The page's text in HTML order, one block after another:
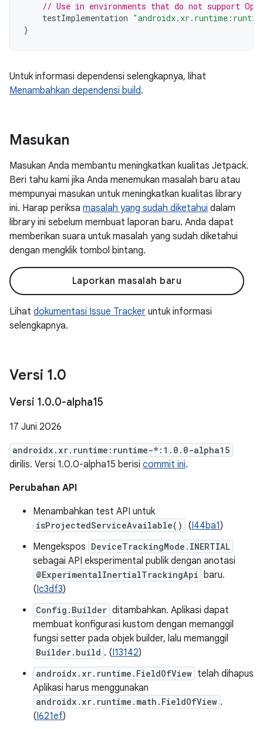
// Use in environments that do not support
testImplementation
}
Untuk informasi dependensi selengkapnya, lihat
Menambahkan dependensi build.
Masukan
Masukan Anda membantu meningkatkan kualitas Jetpack.
Beri tahu kami jika Anda menemukan masalah baru atau
mempunyai masukan untuk meningkatkan kualitas library
ini. Harap periksa masalah yang sudah diketahui dalam
library ini sebelum membuat laporan baru. Anda dapat
memberikan suara untuk masalah yang sudah diketahui
dengan mengklik tombol bintang.
Laporkan masalah baru
Lihat dokumentasi Issue Tracker untuk informasi
selengkapnya.
Versi 1.0
Versi 1.0.0-alpha15
17 Juni 2026
androidx.xr.runtime:runtime-*:1.0.0-alpha15
dirilis. Versi 1.0.0-alpha15 berisi commit ini.
Perubahan API
Menambahkan test API untuk
isProjectedServiceAvailable() (I44ba1)
Mengekspos DeviceTrackingMode.INERTIAL
sebagai API eksperimental publik dengan anotasi
@ExperimentalInertialTrackingApi baru.
(Ic3df3)
Config.Builder ditambahkan. Aplikasi dapat
membuat konfigurasi kustom dengan memanggil
fungsi setter pada objek builder, lalu memanggil
Builder.build . (I13142)
androidx.xr.runtime.FieldOfView telah dihapus
Aplikasi harus menggunakan
androidx.xr.runtime.math.FieldOfView .
(I621ef)